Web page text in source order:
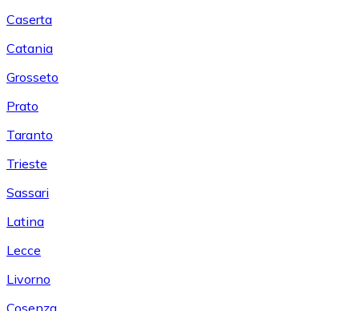
Caserta
Catania
Grosseto
Prato
Taranto
Trieste
Sassari
Latina
Lecce
Livorno